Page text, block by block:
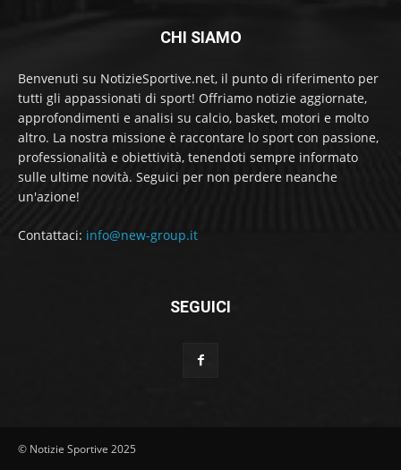
CHI SIAMO
Benvenuti su NotizieSportive.net, il punto di riferimento per
tutti gli appassionati di sport! Offriamo notizie aggiornate,
approfondimenti e analisi su calcio, basket, motori e molto
altro. La nostra missione è raccontare lo sport con passione,
professionalità e obiettività, tenendoti sempre informato
sulle ultime novità. Seguici per non perdere neanche
un'azione!
Contattaci: info@new-group.it
SEGUICI
© Notizie Sportive 2025